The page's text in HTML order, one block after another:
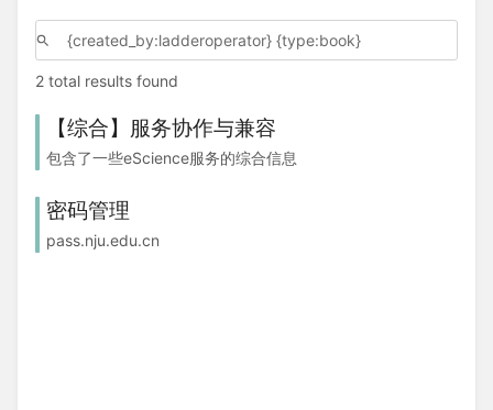
2 total results found
【综合】服务协作与兼容
包含了一些eScience服务的综合信息
密码管理
pass.nju.edu.cn